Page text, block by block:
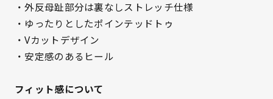
22cm ○ 在庫あり
22.5cm △ 残りわずか
23cm ○ 在庫あり
・外反母趾部分は裏なしストレッチ仕様
・ゆったりとしたポインテッドトゥ
・Vカットデザイン
・安定感のあるヒール
フィット感について